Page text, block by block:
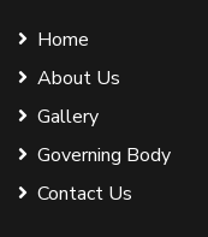
Home
About Us
Gallery
Governing Body
Contact Us